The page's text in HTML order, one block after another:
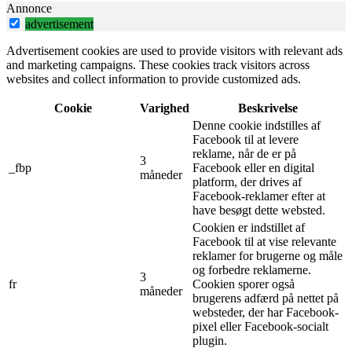
Annonce
advertisement
Advertisement cookies are used to provide visitors with relevant ads
and marketing campaigns. These cookies track visitors across
websites and collect information to provide customized ads.
Cookie Varighed Beskrivelse
_fbp
3
måneder
Denne cookie indstilles af
Facebook til at levere
reklame, når de er på
Facebook eller en digital
platform, der drives af
Facebook-reklamer efter at
have besøgt dette websted.
fr
3
måneder
Cookien er indstillet af
Facebook til at vise relevante
reklamer for brugerne og måle
og forbedre reklamerne.
Cookien sporer også
brugerens adfærd på nettet på
websteder, der har Facebook-
pixel eller Facebook-socialt
plugin.